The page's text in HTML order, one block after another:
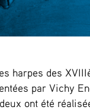
harpes des
par Vichy
ont été